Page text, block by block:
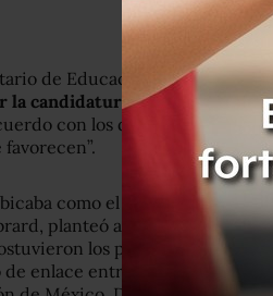
de Educación capitalino,
la candidatura de izquierda al
con los distintos análisis
como el aspirante
planteó ayer su
los postulantes con
enlace entre partidos de